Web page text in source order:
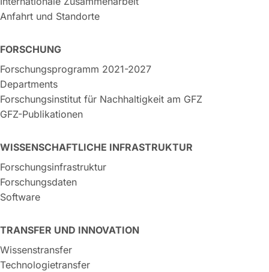
Anfahrt und Standorte
FORSCHUNG
Forschungsprogramm 2021-2027
Departments
Forschungsinstitut für Nachhaltigkeit am GFZ
GFZ-Publikationen
WISSENSCHAFTLICHE INFRASTRUKTUR
Forschungsinfrastruktur
Forschungsdaten
Software
TRANSFER UND INNOVATION
Wissenstransfer
Technologietransfer